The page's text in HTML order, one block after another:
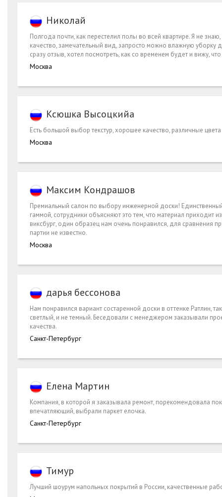
Николай
Полгода почти, как перестелил полы во всей квартире. Я не
качество, замечательный вид, запросто можно влажную уборку
сразу отзыв, хотел посмотреть, как со временем будет и вижу,
Москва
Ксюшка Высоцкийа
Есть большой выбор текстур, хорошее качество, различные
Москва
Максим Кондрашов
Премиальный салон по выбору инженерной доски!
гаммой, сотрудники объясняют это тем, что материал приходит
виксбург, один образец нам очень понравился, для сравнения
партии не известно.
Москва
дарья бессонова
Нам понравился вариант состаренной доски в оттенке Ратлин,
светлый, и не темный. Беседовали с менеджером заказывали
качества.
Санкт-Петербург
Елена Мартин
Компания, в которой я заказывала ремонт, порекомендовала
впечатляющий, выбрали паркет елочка.
Санкт-Петербург
Тимур
Лучший шоурум напольных покрытий в России, качественные